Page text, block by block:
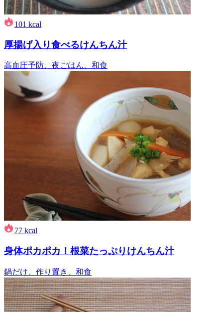
101 kcal
厚揚げ入り食べるけんちん汁
高血圧予防、夜ごはん、和食
77 kcal
身体ポカポカ！根菜たっぷりけんちん汁
鍋だけ、作り置き、和食